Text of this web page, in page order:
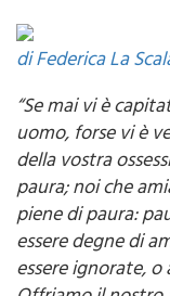
di Federica La
“Se mai vi è
uomo, forse vi è
della vostra
paura; noi che
piene di paura:
essere degne di
essere ignorate,